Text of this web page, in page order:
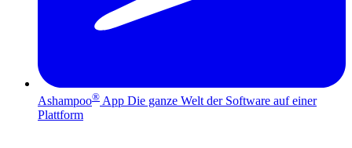
Ashampoo® App Die ganze Welt der Software auf einer
Plattform